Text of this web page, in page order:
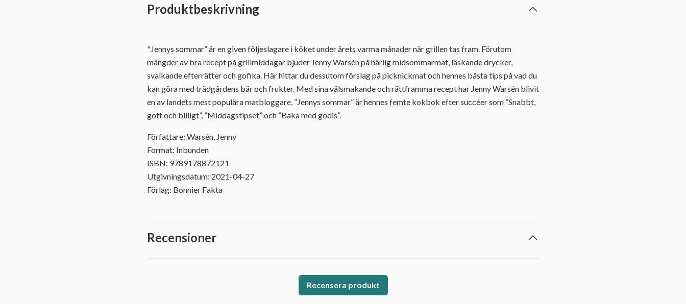
Produktbeskrivning
"Jennys sommar” är en given följeslagare i köket under årets varma månader när grillen tas fram. Förutom
mängder av bra recept på grillmiddagar bjuder Jenny Warsén på härlig midsommarmat, läskande drycker,
svalkande efterrätter och gofika. Här hittar du dessutom förslag på picknickmat och hennes bästa tips på vad du
kan göra med trädgårdens bär och frukter. Med sina välsmakande och rättframma recept har Jenny Warsén blivit
en av landets mest populära matbloggare, ”Jennys sommar” är hennes femte kokbok efter succéer som ”Snabbt,
gott och billigt”, ”Middagstipset” och ”Baka med godis”.
Författare: Warsén, Jenny
Format: Inbunden
ISBN: 9789178872121
Utgivningsdatum: 2021-04-27
Förlag: Bonnier Fakta
Recensioner
Recensera produkt